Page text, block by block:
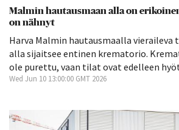
Malmin hautausmaan alla on
on nähnyt
Harva Malmin hautausmaalla vieraileva
alla sijaitsee entinen krematorio.
ole purettu, vaan tilat ovat edelleen
Wed Jun 10 13:00:00 GMT 2026